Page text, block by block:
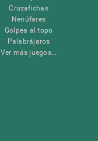
Cruzafichas
Nenúfares
Golpea al topo
Palabrájaros
Ver más juegos...